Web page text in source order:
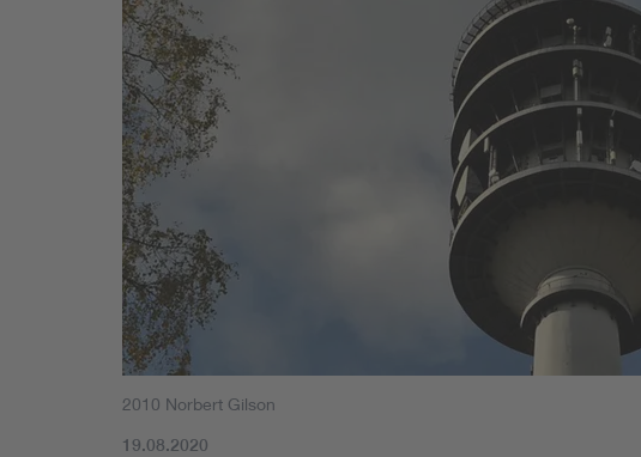
Weitere Themen
2010 Norbert Gilson
19.08.2020